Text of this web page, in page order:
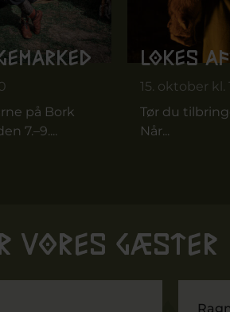
på Bork
7.–9....
Lokes
15. oktober kl.
Tør du
Når...
vores gæster